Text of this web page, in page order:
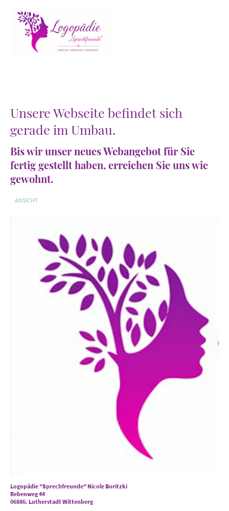
Unsere Webseite befindet sich
gerade im Umbau.
Bis wir unser neues Webangebot für Sie
fertig gestellt haben, erreichen Sie uns wie
gewohnt.
ANSICHT
Logopädie "Sprechfreunde" Nicole Boritzki
Rebenweg 44
06886. Lutherstadt Wittenberg